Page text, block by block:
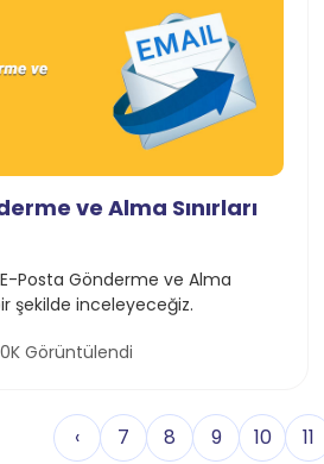
ve Alma Sınırları
Posta Gönderme ve Alma
bir şekilde inceleyeceğiz.
Görüntülendi
‹ 7 8 9 10 11